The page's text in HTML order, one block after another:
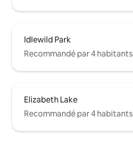
Idlewild Park
Recommandé par 4 habitants
Elizabeth Lake
Recommandé par 4 habitants